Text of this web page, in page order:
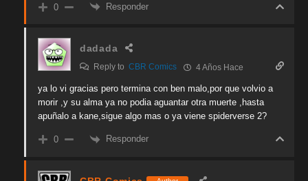
0 Responder
dadada
Reply to CBR Comics 4 Años Hace
ya lo vi gracias pero termina con ben malo,por que volvio a
morir ,y su alma ya no podia aguantar otra muerte ,hasta
apuñalo a kane,sigue algo mas o ya viene spiderverse 2?
0 Responder